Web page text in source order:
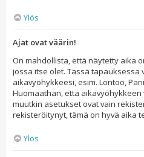
Ylös
Ajat ovat väärin!
On mahdollista, että näytetty aika
jossa itse olet. Tässä tapauksessa
aikavyöhykkeesi, esim. Lontoo,
Huomaathan, että
muutkin asetukset ovat vain
rekisteröitynyt, tämä on hyvä aika
Ylös